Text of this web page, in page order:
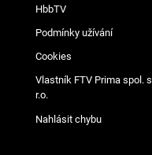
HbbTV
Podmínky užívání
Cookies
Vlastník FTV Prima spol. s
r.o.
Nahlásit chybu